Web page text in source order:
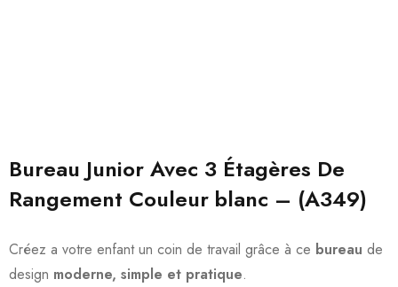
Bureau Junior Avec 3 Étagères De
Rangement Couleur blanc – (A349)
Créez a votre enfant un coin de travail grâce à ce bureau de
design moderne, simple et pratique.